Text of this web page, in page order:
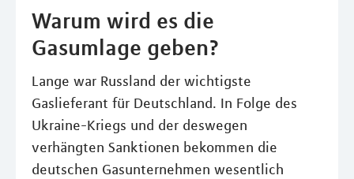
Warum wird es die
Gasumlage geben?
Lange war Russland der wichtigste
Gaslieferant für Deutschland. In Folge des
Ukraine-Kriegs und der deswegen
verhängten Sanktionen bekommen die
deutschen Gasunternehmen wesentlich